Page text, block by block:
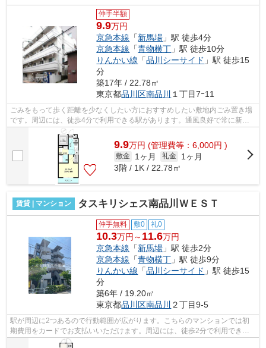
仲手半額
9.9万円
京急本線 「新馬場 」駅 徒歩4分
京急本線 「青物横丁 」駅 徒歩10分
りんかい線 「品川シーサイド 」駅 徒歩15
分
築17年 / 22.78㎡
東京都品川区南品川 １丁目7ｰ11
ごみをもって歩く距離を少なくしたい方におすすめしたい敷地内ごみ置き場
です。周辺には、徒歩4分で利用できる駅があります。通風良好で常に新鮮
な空気を送り込むマンションをご案内し...
9.9万円 (管理費等：6,000円 )
敷金 1ヶ月 礼金
1ヶ月
3階 / 1K / 22.78㎡
賃貸 | マンション タスキリシェス南品川ＷＥＳＴ
仲手無料 敷0 礼0
10.3万円～ 11.6万円
京急本線 「新馬場 」駅 徒歩2分
京急本線 「青物横丁 」駅 徒歩9分
りんかい線 「品川シーサイド 」駅 徒歩15
分
築6年 / 19.20㎡
東京都品川区南品川 ２丁目9-5
駅が周辺に2つあるので行動範囲が広がります。こちらのマンションでは初
期費用をカードでお支払いいただけます。周辺には、徒歩2分で利用できる
駅があります。こちらはマンションタイ...